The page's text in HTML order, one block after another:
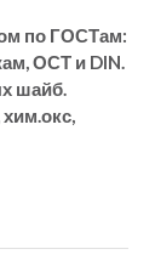
по ГОСТам:
ОСТ и DIN.
шайб.